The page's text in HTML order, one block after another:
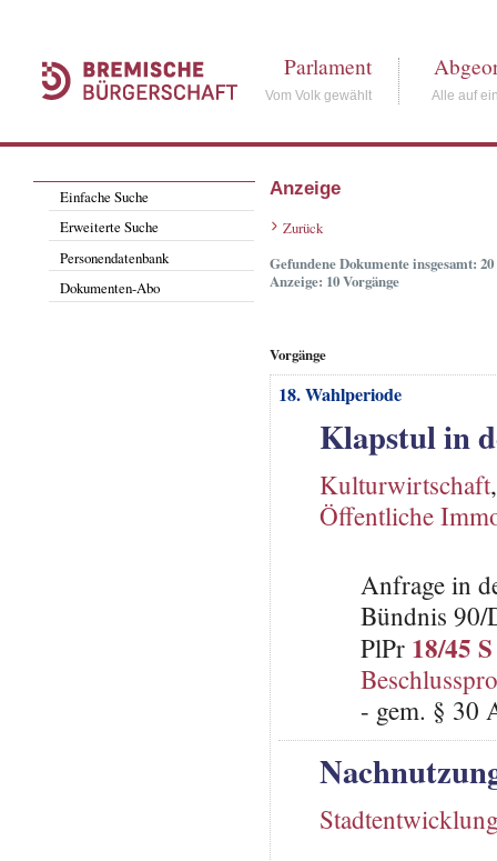
Parlament
Vom Volk gewählt Alle auf
Einfache Suche
Erweiterte Suche
Personendatenbank
Dokumenten-Abo
Anzeige
Zurück
Gefundene Dokumente insgesamt: 20
Anzeige: 10 Vorgänge
Vorgänge
18. Wahlperiode
Klapstul in
Kulturwirtschaft
Öffentliche
Anfrage in
Bündnis 90/
PlPr 18/45 S
- gem. § 30